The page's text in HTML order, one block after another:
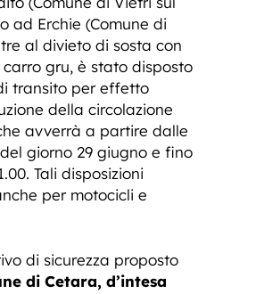
ad Erchie (Comune di
al divieto di sosta con
carro gru, è stato disposto
transito per effetto
della circolazione
avverrà a partire dalle
giorno 29 giugno e fino
Tali disposizioni
per motocicli e
di sicurezza proposto
di Cetara, d’intesa